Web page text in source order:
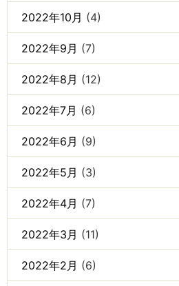
2022年10月 (4)
2022年9月 (7)
2022年8月 (12)
2022年7月 (6)
2022年6月 (9)
2022年5月 (3)
2022年4月 (7)
2022年3月 (11)
2022年2月 (6)